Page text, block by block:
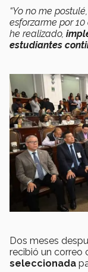
“Yo no me
esforzarme por
he realizado,
estudiantes
Dos meses
recibió un correo
seleccionada